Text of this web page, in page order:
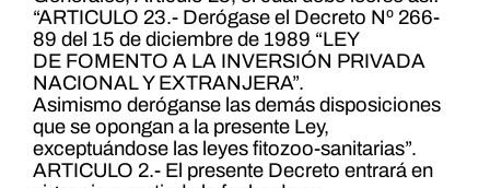
“ARTICULO 23.- Derógase el Decreto Nº 266-
89 del 15 de diciembre de 1989 “LEY
DE FOMENTO A LA INVERSIÓN PRIVADA
NACIONAL Y EXTRANJERA”.
Asimismo deróganse las demás disposiciones
que se opongan a la presente Ley,
exceptuándose las leyes fitozoo-sanitarias”.
ARTICULO 2.- El presente Decreto entrará en